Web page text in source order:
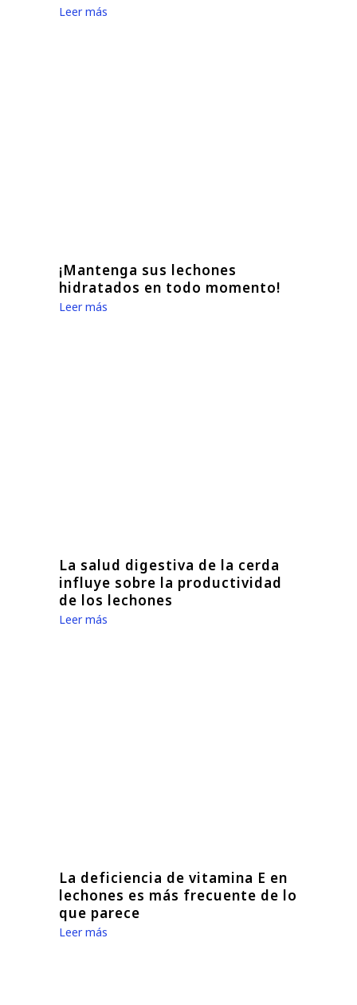
Leer más
¡Mantenga sus lechones
hidratados en todo momento!
Leer más
La salud digestiva de la cerda
influye sobre la productividad
de los lechones
Leer más
La deficiencia de vitamina E en
lechones es más frecuente de lo
que parece
Leer más